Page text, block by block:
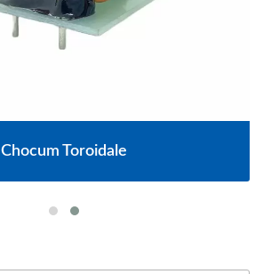
Chocum Toroidale